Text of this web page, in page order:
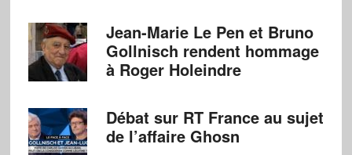
Jean-Marie Le Pen et Bruno
Gollnisch rendent hommage
à Roger Holeindre
Débat sur RT France au sujet
de l’affaire Ghosn